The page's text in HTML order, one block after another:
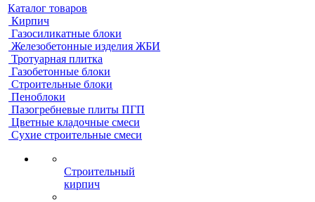
Каталог товаров
Кирпич
Газосиликатные блоки
Железобетонные изделия ЖБИ
Тротуарная плитка
Газобетонные блоки
Строительные блоки
Пеноблоки
Пазогребневые плиты ПГП
Цветные кладочные смеси
Сухие строительные смеси
Строительный
кирпич